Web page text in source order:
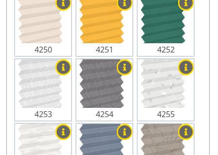
4250 4251 4252
4253 4254 4255